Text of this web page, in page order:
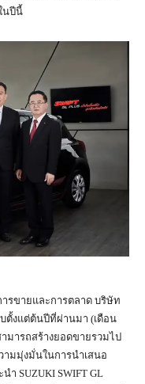
นปีนี้
รขายและการตลาด บริษัท
ตั้งแต่ต้นปีที่ผ่านมา (เดือน
มารถสร้างยอดขายรวมไป
ามมุ่งมั่นในการนำเสนอ
SUZUKI SWIFT GL